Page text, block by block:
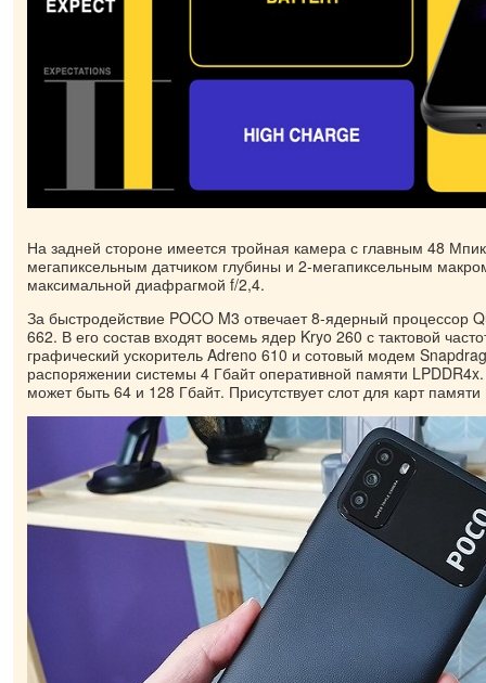
На задней стороне имеется тройная камера с главным 48
мегапиксельным датчиком глубины и 2-мегапиксельным
максимальной диафрагмой f/2,4.
За быстродействие POCO M3 отвечает 8-ядерный процессор
662. В его состав входят восемь ядер Kryo 260 с тактовой
графический ускоритель Adreno 610 и сотовый модем
распоряжении системы 4 Гбайт оперативной памяти
может быть 64 и 128 Гбайт. Присутствует слот для карт